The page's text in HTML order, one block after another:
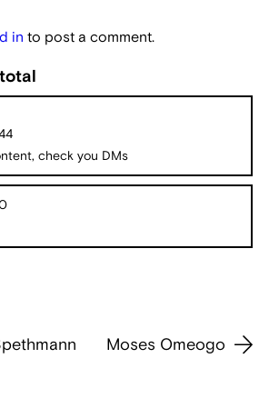
in to post a comment.
check you DMs
Moses Omeogo